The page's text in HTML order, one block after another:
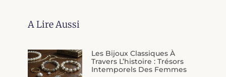
A Lire Aussi
Les Bijoux Classiques À
Travers L’histoire : Trésors
Intemporels Des Femmes